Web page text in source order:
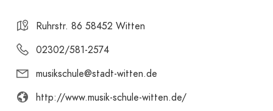
Ruhrstr. 86 58452 Witten
02302/581-2574
musikschule@stadt-witten.de
http://www.musik-schule-witten.de/